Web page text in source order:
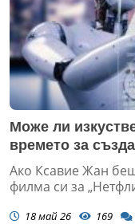
Може ли
времето за
Ако Ксавие Жан
филма си за
18 май 26 169